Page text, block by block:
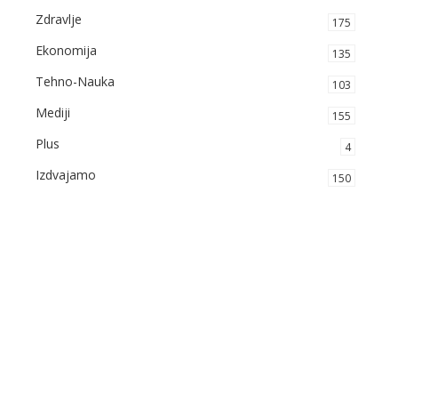
Zdravlje 175
Ekonomija 135
Tehno-Nauka 103
Mediji 155
Plus 4
Izdvajamo 150